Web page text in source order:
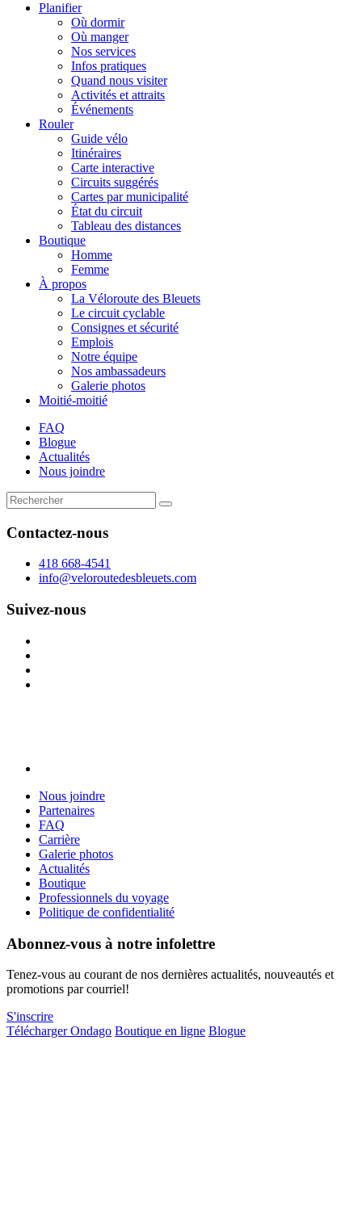
Planifier
Où dormir
Où manger
Nos services
Infos pratiques
Quand nous visiter
Activités et attraits
Événements
Rouler
Guide vélo
Itinéraires
Carte interactive
Circuits suggérés
Cartes par municipalité
État du circuit
Tableau des distances
Boutique
Homme
Femme
À propos
La Véloroute des Bleuets
Le circuit cyclable
Consignes et sécurité
Emplois
Notre équipe
Nos ambassadeurs
Galerie photos
Moitié-moitié
FAQ
Blogue
Actualités
Nous joindre
Contactez-nous
418 668-4541
info@veloroutedesbleuets.com
Suivez-nous
Nous joindre
Partenaires
FAQ
Carrière
Galerie photos
Actualités
Boutique
Professionnels du voyage
Politique de confidentialité
Abonnez-vous à notre infolettre
Tenez-vous au courant de nos dernières actualités, nouveautés et
promotions par courriel!
S'inscrire
Télécharger Ondago Boutique en ligne Blogue